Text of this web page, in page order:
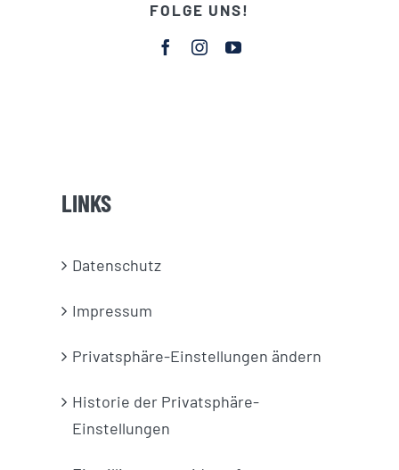
FOLGE UNS!
LINKS
Datenschutz
Impressum
Privatsphäre-Einstellungen ändern
Historie der Privatsphäre-
Einstellungen